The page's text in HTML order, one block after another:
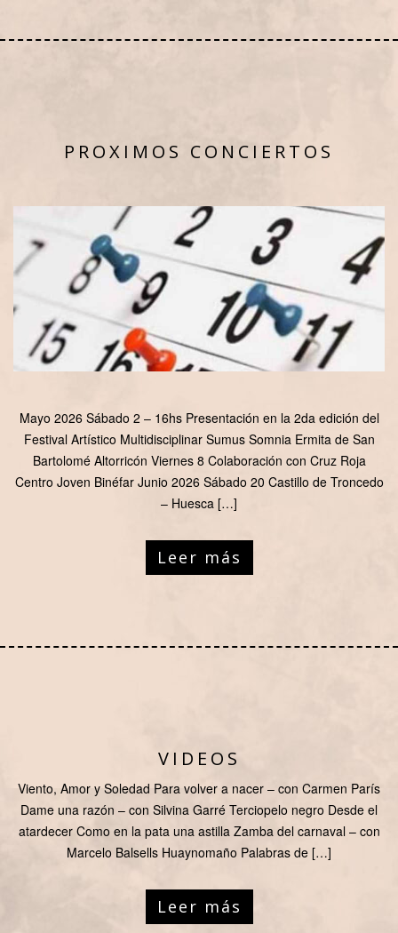
PROXIMOS CONCIERTOS
Mayo 2026 Sábado 2 – 16hs Presentación en la 2da edición del
Festival Artístico Multidisciplinar Sumus Somnia Ermita de San
Bartolomé Altorricón Viernes 8 Colaboración con Cruz Roja
Centro Joven Binéfar Junio 2026 Sábado 20 Castillo de Troncedo
– Huesca […]
Leer más
VIDEOS
Viento, Amor y Soledad Para volver a nacer – con Carmen París
Dame una razón – con Silvina Garré Terciopelo negro Desde el
atardecer Como en la pata una astilla Zamba del carnaval – con
Marcelo Balsells Huaynomaño Palabras de […]
Leer más